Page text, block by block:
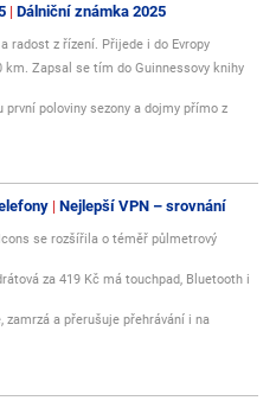
Dálniční známka 2025
radost z řízení. Přijede i do Evropy
km. Zapsal se tím do Guinnessovy knihy
poloviny sezony a dojmy přímo z
Nejlepší VPN – srovnání
se rozšířila o téměř půlmetrový
za 419 Kč má touchpad, Bluetooth i
a přerušuje přehrávání i na